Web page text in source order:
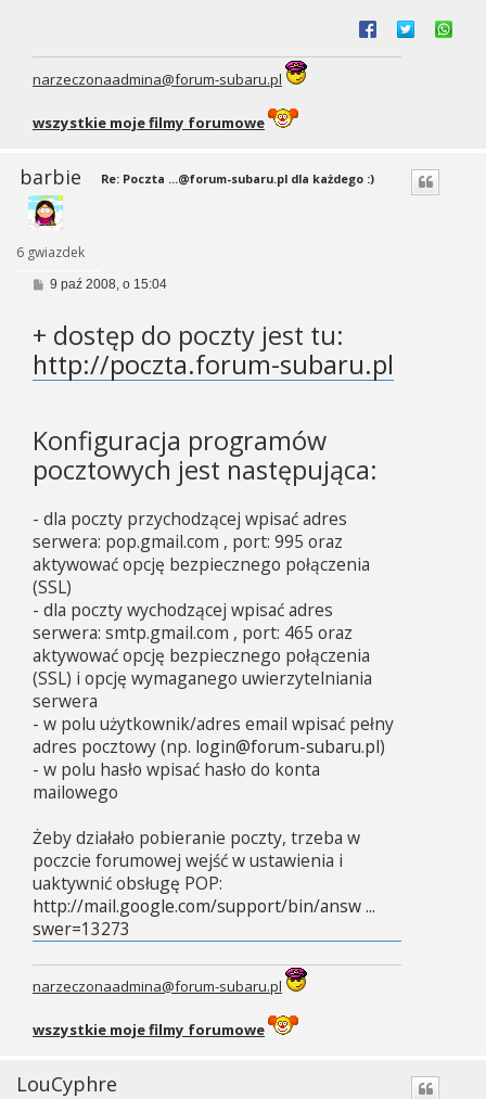
narzeczonaadmina@forum-subaru.pl
wszystkie moje filmy forumowe
barbie
6 gwiazdek
Re: Poczta ...@forum-subaru.pl dla każdego :)
P9 paź 2008, o 15:04
+ dostęp do poczty jest tu:
http://poczta.forum-subaru.pl
Konfiguracja programów
pocztowych jest następująca:
- dla poczty przychodzącej wpisać adres
serwera: pop.gmail.com , port: 995 oraz
aktywować opcję bezpiecznego połączenia
(SSL)
- dla poczty wychodzącej wpisać adres
serwera: smtp.gmail.com , port: 465 oraz
aktywować opcję bezpiecznego połączenia
(SSL) i opcję wymaganego uwierzytelniania
serwera
- w polu użytkownik/adres email wpisać pełny
adres pocztowy (np. login@forum-subaru.pl)
- w polu hasło wpisać hasło do konta
mailowego
Żeby działało pobieranie poczty, trzeba w
poczcie forumowej wejść w ustawienia i
uaktywnić obsługę POP:
http://mail.google.com/support/bin/answ ...
swer=13273
narzeczonaadmina@forum-subaru.pl
wszystkie moje filmy forumowe
LouCyphre